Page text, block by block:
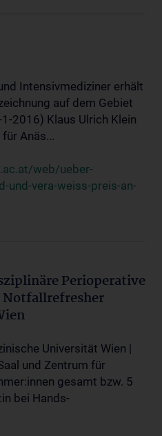
Intensivmediziner erhält
auf dem Gebiet
2016) Klaus Ulrich Klein
Anäs...
web/ueber-
vera-weiss-preis-an-
Perioperative
Notfallrefresher
Universität Wien |
und Zentrum für
gesamt bzw. 5
bei Hands-